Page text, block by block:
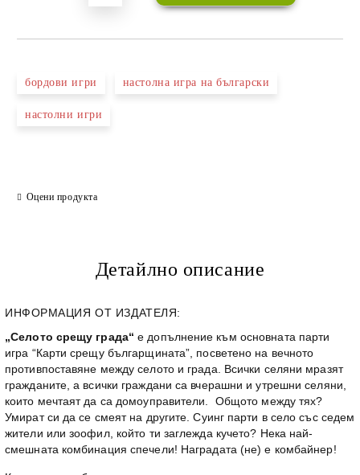
бордови игри настолна игра на български
настолни игри
Оцени продукта
Детайлно описание
ИНФОРМАЦИЯ ОТ ИЗДАТЕЛЯ:
„Селото срещу града“ е допълнение към основната парти
игра “Карти срещу българщината”, посветено на вечното
противпоставяне между селото и града. Всички селяни мразят
гражданите, а всички граждани са вчерашни и утрешни селяни,
които мечтаят да са домоуправители. Общото между тях?
Умират си да се смеят на другите. Суинг парти в село със седем
жители или зоофил, който ти заглежда кучето? Нека най-
смешната комбинация спечели! Наградата (не) е комбайнер!